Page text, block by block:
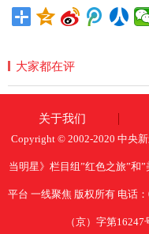
大家都在评
关于我们
Copyright © 2002-2020 中央
当明星》栏目组”红色之旅”和
平台 一线聚焦 版权所有 电话
（京）字第16247